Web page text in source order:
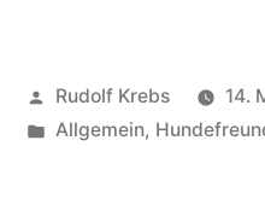
Veröffentlicht
von
Rudolf Krebs
14.
Veröffentlicht
Allgemein,